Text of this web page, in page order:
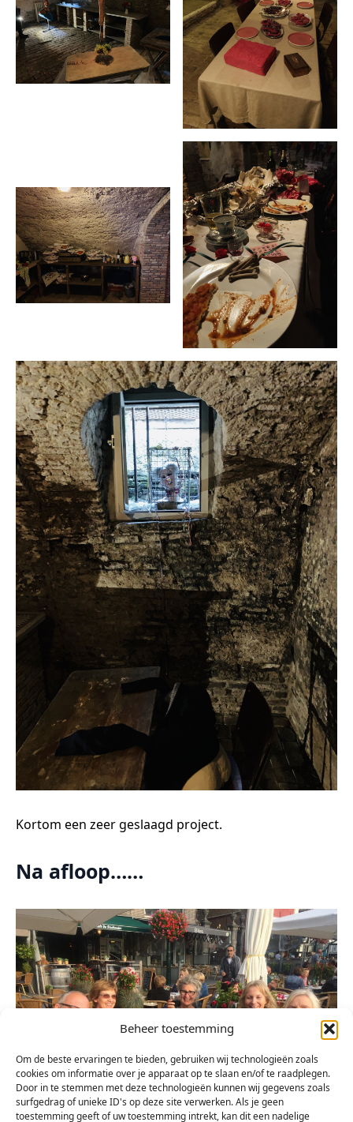
Beheer toestemming
Om de beste ervaringen te bieden, gebruiken wij technologieën zoals
cookies om informatie over je apparaat op te slaan en/of te raadplegen.
Door in te stemmen met deze technologieën kunnen wij gegevens zoals
surfgedrag of unieke ID's op deze site verwerken. Als je geen
toestemming geeft of uw toestemming intrekt, kan dit een nadelige
Kortom een zeer geslaagd project.
Na afloop……